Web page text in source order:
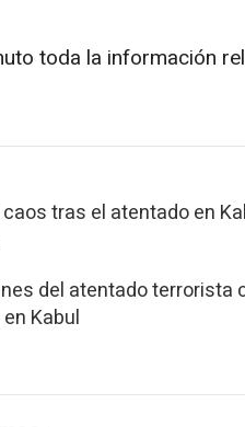
toda la información
tras el atentado en
del atentado terrorista
Kabul